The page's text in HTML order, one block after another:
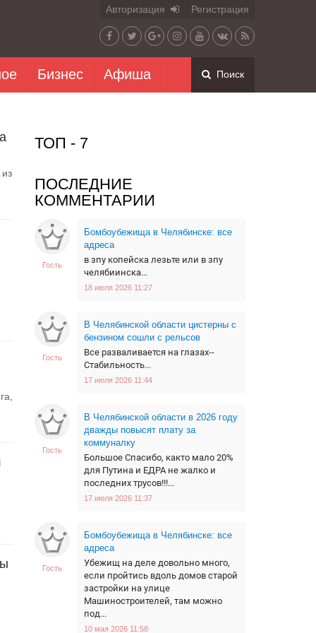
Авторизация Регистрация
Бизнес Афиша Поиск
ТОП - 7
ПОСЛЕДНИЕ
КОММЕНТАРИИ
Гость
Бомбоубежища в Челябинске: все
адреса
в зпу копейска лезьте или в зпу
челябиинска...
18 июля 2026 11:27
Гость
В Челябинской области цистерны с
бензином сошли с рельсов
Все разваливается на глазах--
Стабильность...
17 июля 2026 11:44
Гость
В Челябинской области в 2026 году
дважды повысят плату за
коммуналку
Большое Спасибо, както мало 20%
для Путина и ЕДРА не жалко и
последних трусов!!!...
17 июля 2026 11:37
Гость
Бомбоубежища в Челябинске: все
адреса
Убежищ на деле довольно много,
если пройтись вдоль домов старой
застройки на улице
Машиностроителей, там можно
под...
10 мая 2026 11:58